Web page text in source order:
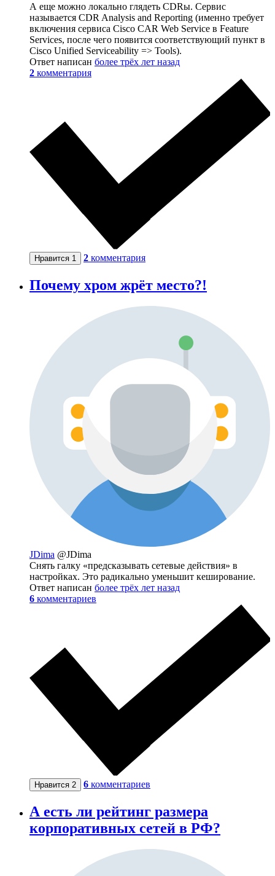
А еще можно локально глядеть CDRы. Сервис
называется CDR Analysis and Reporting (именно требует
включения сервиса Cisco CAR Web Service в Feature
Services, после чего появится соответствующий пункт в
Cisco Unified Serviceability => Tools).
Ответ написан более трёх лет назад
2 комментария
Нравится 1 2 комментария
Почему хром жрёт место?!
JDima @JDima
Снять галку «предсказывать сетевые действия» в
настройках. Это радикально уменьшит кеширование.
Ответ написан более трёх лет назад
6 комментариев
Нравится 2 6 комментариев
А есть ли рейтинг размера
корпоративных сетей в РФ?